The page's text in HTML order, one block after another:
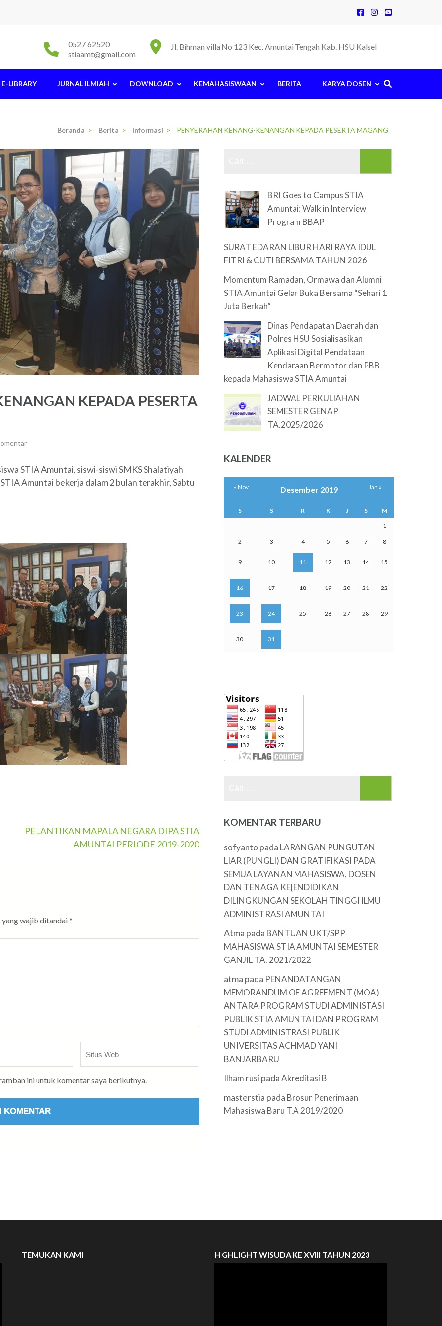
Jl. Bihman villa No 123 Kec. Amuntai Tengah Kab. HSU Kalsel
0527 62520
stiaamt@gmail.com
E-LIBRARY JURNAL ILMIAH DOWNLOAD KEMAHASISWAAN BERITA KARYA DOSEN
Beranda > Berita > Informasi > PENYERAHAN KENANG-KENANGAN KEPADA PESERTA MAGANG
KEPADA PESERTA
STIA Amuntai, siswi-siswi SMKS Shalatiyah
Amuntai bekerja dalam 2 bulan terakhir, Sabtu
PELANTIKAN MAPALA NEGARA DIPA STIA
AMUNTAI PERIODE 2019-2020
yang wajib ditandai *
Web
ini untuk komentar saya berikutnya.
BRI Goes to Campus STIA
Amuntai: Walk in Interview
Program BBAP
SURAT EDARAN LIBUR HARI RAYA IDUL
FITRI & CUTI BERSAMA TAHUN 2026
Momentum Ramadan, Ormawa dan Alumni
STIA Amuntai Gelar Buka Bersama “Sehari 1
Juta Berkah”
Dinas Pendapatan Daerah dan
Polres HSU Sosialisasikan
Aplikasi Digital Pendataan
Kendaraan Bermotor dan PBB
kepada Mahasiswa STIA Amuntai
JADWAL PERKULIAHAN
SEMESTER GENAP
TA.2025/2026
KALENDER
Desember 2019
S S R K J S M
1
2 3 4 5 6 7 8
9 10 11 12 13 14 15
16 17 18 19 20 21 22
23 24 25 26 27 28 29
30 31
« Nov Jan »
KOMENTAR TERBARU
sofyanto pada LARANGAN PUNGUTAN
LIAR (PUNGLI) DAN GRATIFIKASI PADA
SEMUA LAYANAN MAHASISWA, DOSEN
DAN TENAGA KE[ENDIDIKAN
DILINGKUNGAN SEKOLAH TINGGI ILMU
ADMINISTRASI AMUNTAI
Atma pada BANTUAN UKT/SPP
MAHASISWA STIA AMUNTAI SEMESTER
GANJIL TA. 2021/2022
atma pada PENANDATANGAN
MEMORANDUM OF AGREEMENT (MOA)
ANTARA PROGRAM STUDI ADMINISTASI
PUBLIK STIA AMUNTAI DAN PROGRAM
STUDI ADMINISTRASI PUBLIK
UNIVERSITAS ACHMAD YANI
BANJARBARU
Ilham rusi padaAkreditasi B
masterstia pada Brosur Penerimaan
Mahasiswa Baru T.A 2019/2020
TEMUKAN KAMI HIGHLIGHT WISUDA KE XVIII TAHUN 2023